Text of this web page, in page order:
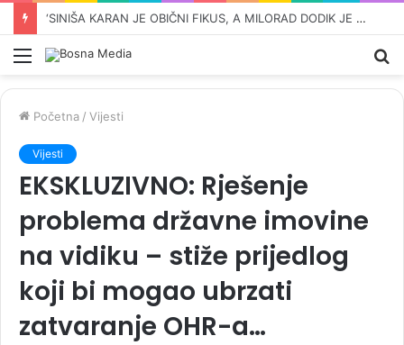
ŠOK VIJEST KOJA JE UZDRMALA SRBIJU: Vučićev djed iz Bugojna zvao se Ante
Meni
Početna / Vijesti
Vijesti
EKSKLUZIVNO: Rješenje
problema državne imovine
na vidiku – stiže prijedlog
koji bi mogao ubrzati
zatvaranje OHR-a…